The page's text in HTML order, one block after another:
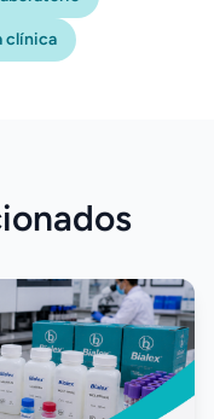
clínica